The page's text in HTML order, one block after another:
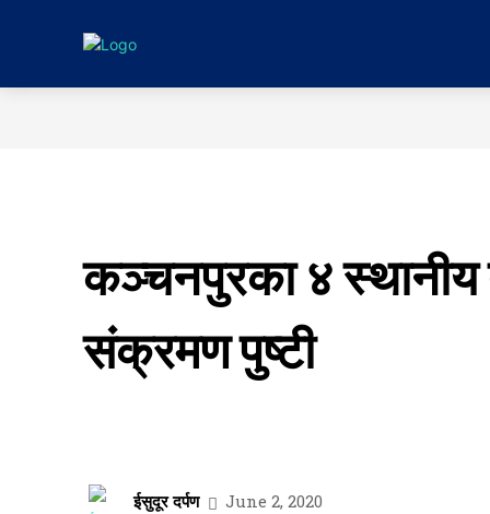
कञ्चनपुरका ४ स्थानीय
संक्रमण पुष्टी
ईसुदूर दर्पण June 2, 2020